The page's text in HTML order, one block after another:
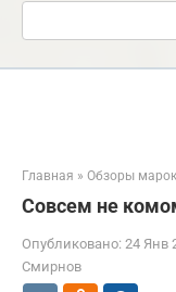
Поиск:
Главная » Обзоры
Совсем не
Опубликовано: 24 Янв
Смирнов